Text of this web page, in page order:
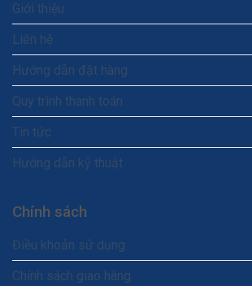
Giới thiệu
Liên hệ
Hướng dẫn đặt hàng
Quy trình thanh toán
Tin tức
Hướng dẫn kỹ thuật
Chính sách
Điều khoản sử dụng
Chính sách giao hàng